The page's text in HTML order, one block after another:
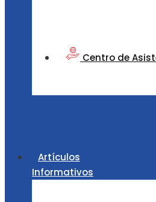
Centro de
Artículos
Informativos